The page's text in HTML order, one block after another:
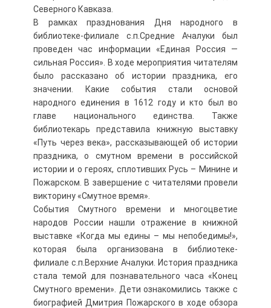
Северного Кавказа.
В рамках празднования Дня народного в
библиотеке-филиале с.п.Средние Ачалуки был
проведен час информации «Единая Россия —
сильная Россия». В ходе мероприятия читателям
было рассказано об истории праздника, его
значении. Какие события стали основой
народного единения в 1612 году и кто был во
главе национального единства. Также
библиотекарь представила книжную выставку
«Путь через века», рассказывающей об истории
праздника, о смутном времени в российской
истории и о героях, сплотивших Русь – Минине и
Пожарском. В завершение с читателями провели
викторину «Смутное время».
События Смутного времени и многоцветие
народов России нашли отражение в книжной
выставке «Когда мы едины – мы непобедимы!»,
которая была организована в библиотеке-
филиале с.п.Верхние Ачалуки. История праздника
стала темой для познавательного часа «Конец
Смутного времени». Дети ознакомились также с
биографией Дмитрия Пожарского в ходе обзора